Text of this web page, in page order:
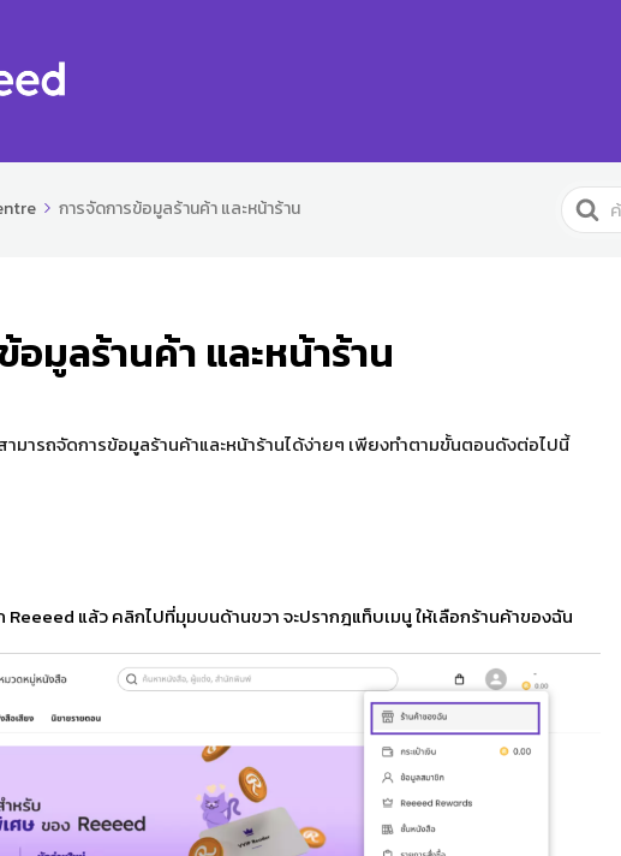
การจัดการข้อมูลร้านค้า และหน้าร้าน Search
For
อมูลร้านค้า และหน้าร้าน
มารถจัดการข้อมูลร้านค้าและหน้าร้านได้ง่ายๆ เพียงทำตามขั้นตอนดังต่อไปนี้
แล้ว คลิกไปที่มุมบนด้านขวา จะปรากฎแท็บเมนู ให้เลือกร้านค้าของฉัน